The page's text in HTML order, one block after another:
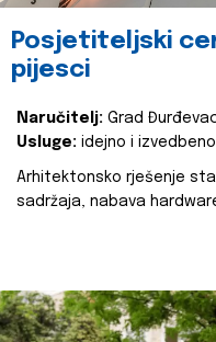
Posjetiteljski
pijesci
Naručitelj: Grad
Usluge: idejno i
Arhitektonsko rješenje
sadržaja, nabava